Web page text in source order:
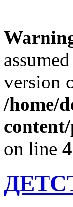
version
/home/
on line